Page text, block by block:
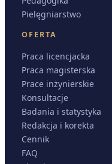
Pielęgniarstwo
OFERTA
Praca licencjacka
Praca magisterska
Prace inżynierskie
Konsultacje
Badania i statystyka
Redakcja i korekta
Cennik
FAQ